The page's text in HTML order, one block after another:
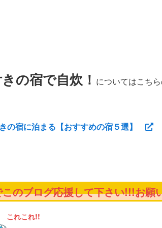
の宿で自炊！ についてはこち
の宿に泊まる【おすすめの宿５選】
のブログ応援して下さい!!!お願
これこれ!!